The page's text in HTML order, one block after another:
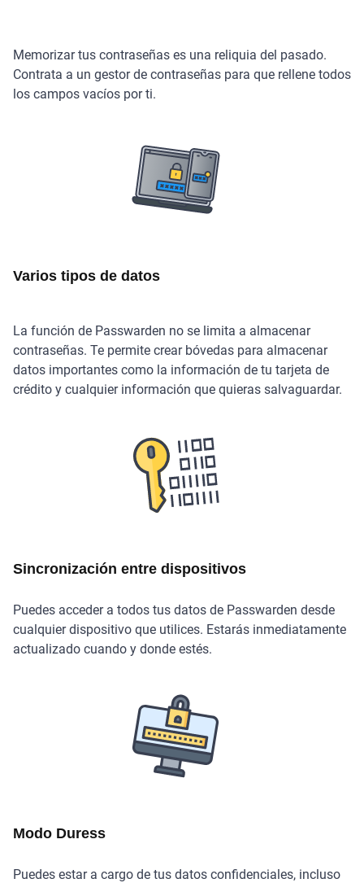
Memorizar tus contraseñas es una reliquia del pasado.
Contrata a un gestor de contraseñas para que rellene todos
los campos vacíos por ti.
Varios tipos de datos
La función de Passwarden no se limita a almacenar
contraseñas. Te permite crear bóvedas para almacenar
datos importantes como la información de tu tarjeta de
crédito y cualquier información que quieras salvaguardar.
Sincronización entre dispositivos
Puedes acceder a todos tus datos de Passwarden desde
cualquier dispositivo que utilices. Estarás inmediatamente
actualizado cuando y donde estés.
Modo Duress
Puedes estar a cargo de tus datos confidenciales, incluso